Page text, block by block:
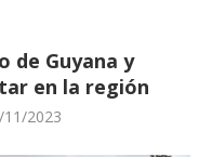
de Guyana y
en la región
11/2023